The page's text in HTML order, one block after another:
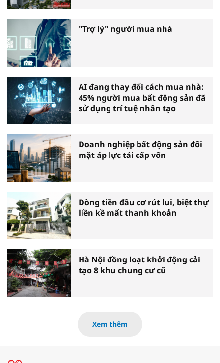
"Trợ lý" người mua nhà
AI đang thay đổi cách mua nhà:
45% người mua bất động sản đã
sử dụng trí tuệ nhân tạo
Doanh nghiệp bất động sản đối
mặt áp lực tái cấp vốn
Dòng tiền đầu cơ rút lui, biệt thự
liền kề mất thanh khoản
Hà Nội đồng loạt khởi động cải
tạo 8 khu chung cư cũ
Xem thêm